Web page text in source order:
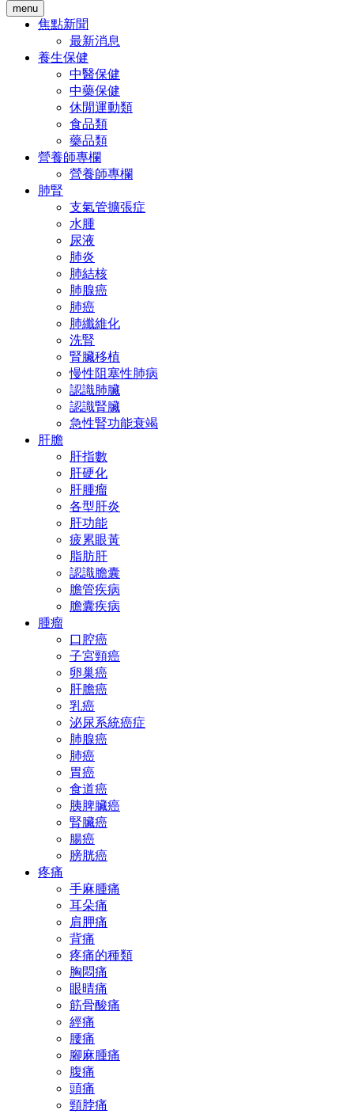
menu
焦點新聞
最新消息
養生保健
中醫保健
中藥保健
休閒運動類
食品類
藥品類
營養師專欄
營養師專欄
肺腎
支氣管擴張症
水腫
尿液
肺炎
肺結核
肺腺癌
肺癌
肺纖維化
洗腎
腎臟移植
慢性阻塞性肺病
認識肺臟
認識腎臟
急性腎功能衰竭
肝膽
肝指數
肝硬化
肝腫瘤
各型肝炎
肝功能
疲累眼黃
脂肪肝
認識膽囊
膽管疾病
膽囊疾病
腫瘤
口腔癌
子宮頸癌
卵巢癌
肝膽癌
乳癌
泌尿系統癌症
肺腺癌
肺癌
胃癌
食道癌
胰脾臟癌
腎臟癌
腸癌
膀胱癌
疼痛
手麻腫痛
耳朵痛
肩胛痛
背痛
疼痛的種類
胸悶痛
眼晴痛
筋骨酸痛
經痛
腰痛
腳麻腫痛
腹痛
頭痛
頸脖痛